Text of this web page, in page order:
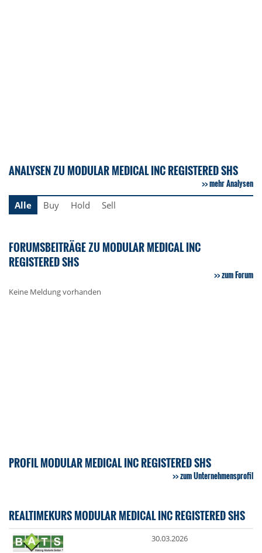
ANALYSEN ZU MODULAR MEDICAL INC REGISTERED SHS
mehr Analysen
Alle
Buy Hold Sell
FORUMSBEITRÄGE ZU MODULAR MEDICAL INC
REGISTERED SHS
zum Forum
Keine Meldung vorhanden
PROFIL MODULAR MEDICAL INC REGISTERED SHS
zum Unternehmensprofil
REALTIMEKURS MODULAR MEDICAL INC REGISTERED SHS
30.03.2026